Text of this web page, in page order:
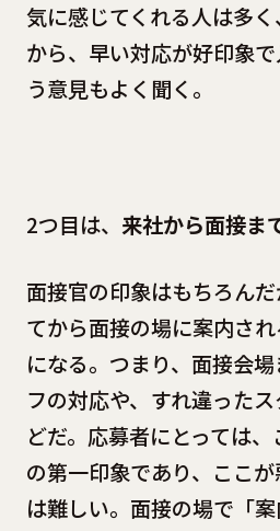
気に感じてくれる人は多
から、早い対応が好印象
う意見もよく聞く。
2つ目は、 来社から面接ま
面接官の印象はもちろん
てから面接の場に案内さ
になる。つまり、面接会
フの対応や、すれ違った
どだ。応募者にとっては
の第一印象であり、ここ
は難しい。面接の場で「